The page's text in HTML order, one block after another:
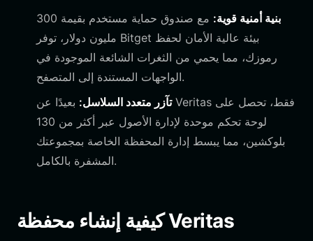
بنية أمنية قوية:
مع صندوق حماية مستخدم بقيمة 300
مليون دولار، توفر Bitget بيئة عالية الأمان لحفظ
رموزك، مما يحمي من الثغرات الشائعة الموجودة في
الواجهات المستندة إلى المتصفح.
تآزر متعدد السلاسل: بعيدًا عن Veritas فقط، تحصل على
لوحة تحكم موحدة لإدارة الأصول عبر أكثر من 130
بلوكشين، مما يبسط إدارة المحفظة الخاصة بمجموعتك
المشفرة بالكامل.
كيفية إنشاء محفظة Veritas